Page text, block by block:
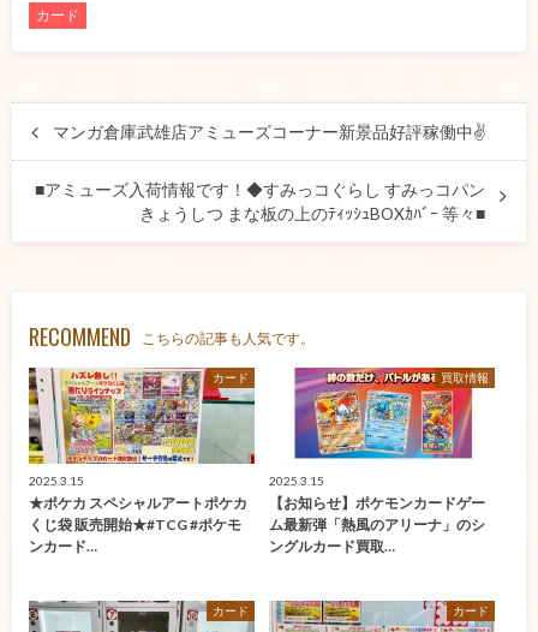
カード
マンガ倉庫武雄店アミューズコーナー新景品好評稼働中✌️
■アミューズ入荷情報です！◆すみっコぐらし すみっコパン
きょうしつ まな板の上のﾃｨｯｼｭBOXｶﾊﾞｰ 等々■
RECOMMEND こちらの記事も人気です。
カード
2025.3.15
★ポケカ スペシャルアートポケカ
くじ袋 販売開始★#TCG #ポケモ
ンカード…
買取情報
2025.3.15
【お知らせ】ポケモンカードゲー
ム最新弾「熱風のアリーナ」のシ
ングルカード買取…
カード カード